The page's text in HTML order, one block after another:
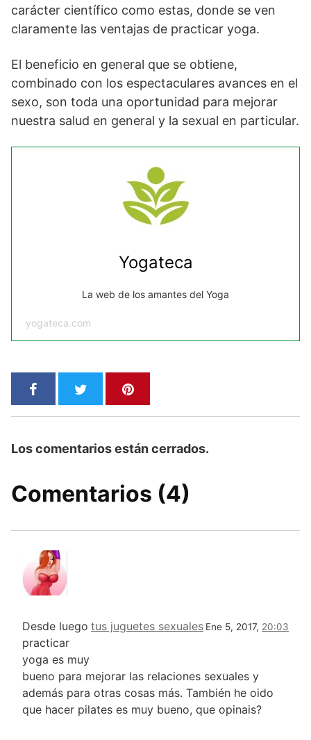
carácter científico como estas, donde se ven
claramente las ventajas de practicar yoga.
El beneficio en general que se obtiene,
combinado con los espectaculares avances en el
sexo, son toda una oportunidad para mejorar
nuestra salud en general y la sexual en particular.
Yogateca
La web de los amantes del Yoga
yogateca.com
Los comentarios están cerrados.
Comentarios (4)
tus juguetes sexuales Ene 5, 2017, 20:03
Desde luego
practicar
yoga es muy
bueno para mejorar las relaciones sexuales y
además para otras cosas más. También he oido
que hacer pilates es muy bueno, que opinais?